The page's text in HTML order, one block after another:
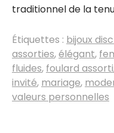
traditionnel de la
Étiquettes : bijoux
assorties,élégant,
fluides, foulard assorti
invité, mariage,
valeurs personnelles